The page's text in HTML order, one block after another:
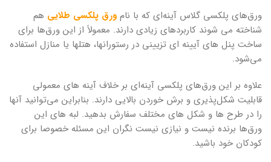
ورق‌های پلکسی گلاس آینه‌ای که با نام ورق پلکسی طلایی هم
شناخته می شوند کاربردهای زیادی دارند. معمولاً از این ورق‌ها برای
ساخت پنل های آیینه ای تزیینی در رستورانها، هتلها یا منازل استفاده
می‌شود.
علاوه بر این ورق‌های پلکسی آینه‌ای بر خلاف آینه های معمولی
قابلیت شکل‌پذیری و برش خوردن بالایی دارند. بنابراین می‌توانید آنها
را در طرح ها و شکل های مختلف سفارش بدهید. لبه های این
ورق‌ها برنده نیست و نیازی نیست نگران این مسئله خصوصا برای
کودکان خود باشید.